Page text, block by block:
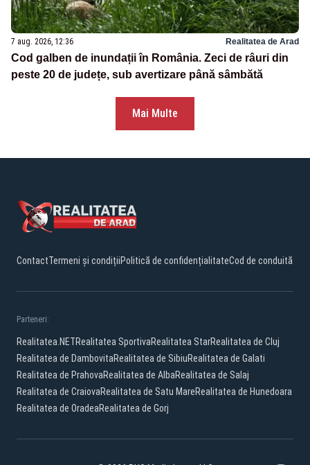
7 aug. 2026, 12:36 Realitatea de Arad
Cod galben de inundații în România. Zeci de râuri din
peste 20 de județe, sub avertizare până sâmbătă
Mai Multe
ContactTermeni și condițiiPolitică de confidențialitateCod de conduită
Parteneri:
Realitatea.NETRealitatea SportivaRealitatea StarRealitatea de Cluj
Realitatea de DambovitaRealitatea de SibiuRealitatea de Galati
Realitatea de PrahovaRealitatea de AlbaRealitatea de Salaj
Realitatea de CraiovaRealitatea de Satu MareRealitatea de Hunedoara
Realitatea de OradeaRealitatea de Gorj